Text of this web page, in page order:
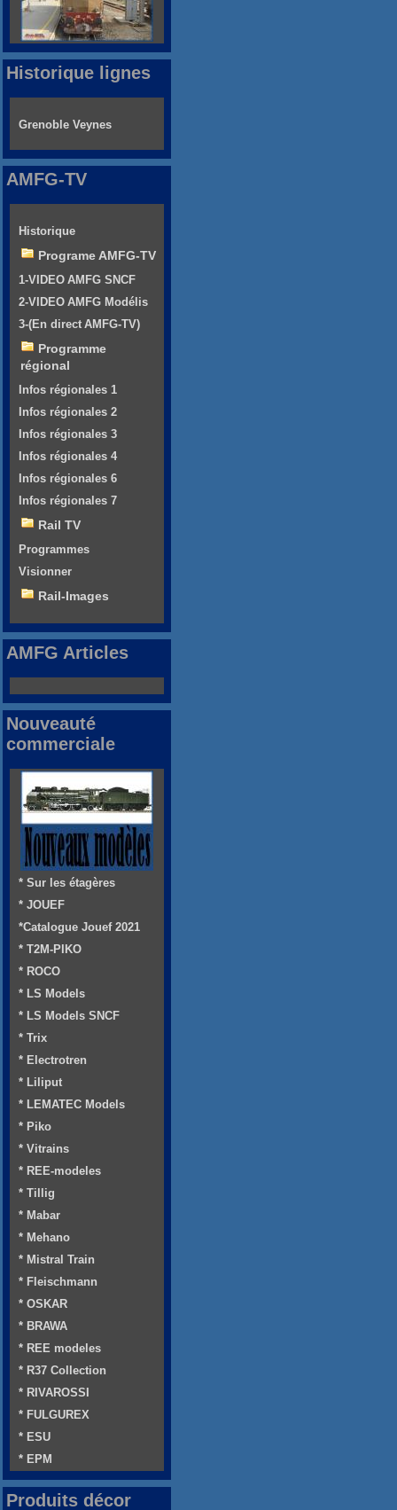
Historique lignes
Grenoble Veynes
AMFG-TV
Historique
Programe AMFG-TV
1-VIDEO AMFG SNCF
2-VIDEO AMFG Modélis
3-(En direct AMFG-TV)
Programme
régional
Infos régionales 1
Infos régionales 2
Infos régionales 3
Infos régionales 4
Infos régionales 6
Infos régionales 7
Rail TV
Programmes
Visionner
Rail-Images
AMFG Articles
Nouveauté
commerciale
* Sur les étagères
* JOUEF
*Catalogue Jouef 2021
* T2M-PIKO
* ROCO
* LS Models
* LS Models SNCF
* Trix
* Electrotren
* Liliput
* LEMATEC Models
* Piko
* Vitrains
* REE-modeles
* Tillig
* Mabar
* Mehano
* Mistral Train
* Fleischmann
* OSKAR
* BRAWA
* REE modeles
* R37 Collection
* RIVAROSSI
* FULGUREX
* ESU
* EPM
Produits décor